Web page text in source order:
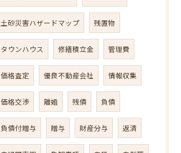
土砂災害ハザードマップ 残置物
タウンハウス 修繕積立金 管理費
価格査定 優良不動産会社 情報収集
価格交渉 離婚 残債 負債
負債付贈与 贈与 財産分与 返済